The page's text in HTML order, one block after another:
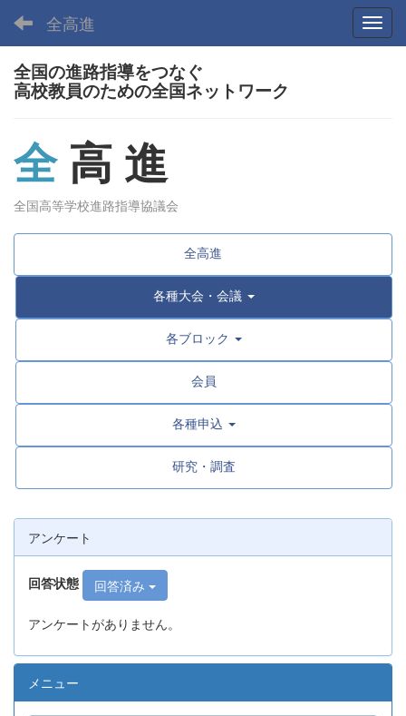
全高進
全国の進路指導をつなぐ
高校教員のための全国ネットワーク
全高 進
全国高等学校進路指導協議会
全高進
各種大会・会議
各ブロック
会員
各種申込
研究・調査
アンケート
回答状態 回答済み
アンケートがありません。
メニュー